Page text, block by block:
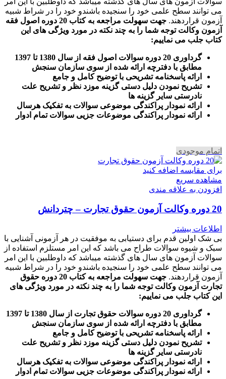
می توانند سطح علمی خود را سنجیده باشندو خود را در شراط شبیه
آزمون قراردهند.
جهت سهولت مراجعه به کتاب 20 دوره اصول فقه
آزمون وکالت توجه شما را به چند نکته در مورد ویژگی های این
کتاب جلب می نماییم:
گرداوری 20 دوره سوالات اصول فقه از سال 1380 تا 1397
مطابق با دفترچه ارائه شده از سوی سازمان سنجش
ارائه پاسخنامه تشریحی با توضیح کامل و جامع
تشریح نمودن دلیل دستی گزینه موزد نظر و تشریح علت
نادرستی سایر گزینه ها
ارائه نمودار پراکندگی موضوعی سوالات به تفکیک هرسال
رائه نمودار پراکندگی موضوعات جزیی سوالات تمام ادوار
اتمام موجودی
برای مقایسه اضافه کنید
مشاهده سریع
افزودن به علاقه مندی
20 دوره وکالت آزمون حقوق تجارت – چتردانش
اطلاعات بیشتر
بی شک اولین قدم برای دستیابی به موفقیت در هر آزمونی آشنایی با
سبک و شیوه سوالات طراح می باشد که این امر مستلزم استفاده از
سوالات آزمون های سال های گذشته میباشد که داوطلبین با این امر
می توانند سطح علمی خود را سنجیده باشندو خود را در شراط شبیه
آزمون قراردهند.
جهت سهولت مراجعه به کتاب 20 دوره حقوق
تجارت آزمون وکالت توجه شما را به چند نکته در مورد ویژگی های
این کتاب جلب می نماییم:
گرداوری 20 دوره سوالات حقوق تجارت از سال 1380 تا 1397
مطابق با دفترچه ارائه شده از سوی سازمان سنجش
ارائه پاسخنامه تشریحی با توضیح کامل و جامع
تشریح نمودن دلیل دستی گزینه موزد نظر و تشریح علت
نادرستی سایر گزینه ها
ارائه نمودار پراکندگی موضوعی سوالات به تفکیک هرسال
رائه نمودار پراکندگی موضوعات جزیی سوالات تمام ادوار